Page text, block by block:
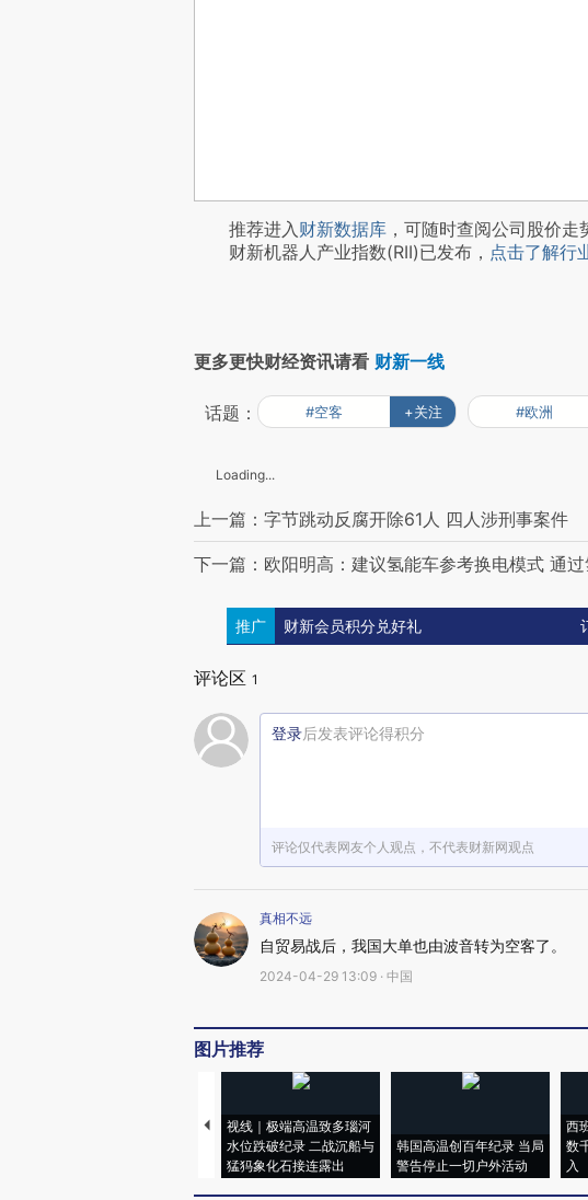
推荐进入财新数据库 ，可随时查阅公司股价走
财新机器人产业指数(RII)已发布， 点击了解行
更多更快财经资讯请看 财新一线
话题： #空客 +关注 #欧洲
Loading...
上一篇：字节跳动反腐开除61人 四人涉刑事案件
下一篇：欧阳明高：建议氢能车参考换电模式 通
推广 财新会员积分兑好礼
评论区 1
登录后发表评论得积分
评论仅代表网友个人观点，不代表财新网观点
真相不远
自贸易战后，我国大单也由波音转为空客了。
2024-04-29 13:09 · 中国
图片推荐
视线｜极端高温致多瑙河
水位跌破纪录 二战沉船与
猛犸象化石接连露出
韩国高温创百年纪录 当局
警告停止一切户外活动
西
数
入